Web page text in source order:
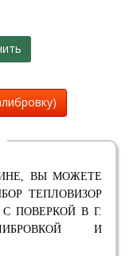
ВЫ МОЖЕТЕ
ТЕПЛОВИЗОР
С ПОВЕРКОЙ В Г.
И